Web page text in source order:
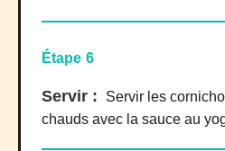
Étape 6
Servir :
Servir les
chauds avec la sauce au